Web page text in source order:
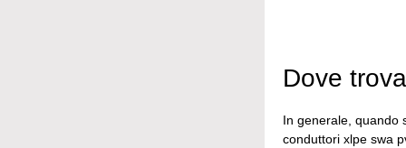
Dove
In generale, quando
conduttori xlpe swa